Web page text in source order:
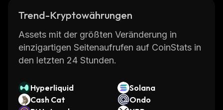
Trend-Kryptowährungen
Assets mit der größten Veränderung in
einzigartigen Seitenaufrufen auf CoinStats in
den letzten 24 Stunden.
Hyperliquid
Solana
Cash Cat
Ondo